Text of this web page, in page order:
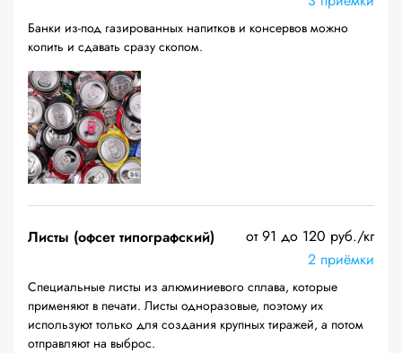
Банки из-под газированных напитков и консервов можно
копить и сдавать сразу скопом.
Листы (офсет типографский)
от 91 до 120 руб./кг
2 приёмки
Специальные листы из алюминиевого сплава, которые
применяют в печати. Листы одноразовые, поэтому их
используют только для создания крупных тиражей, а потом
отправляют на выброс.